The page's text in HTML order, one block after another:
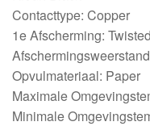
Contacttype: Copper
1e Afscherming: Twisted
Opvulmateriaal: Paper
Maximale
Minimale